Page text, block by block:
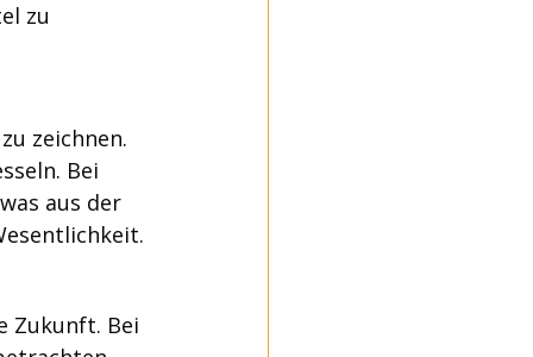
zu
zeichnen.
Bei
aus der
Zukunft. Bei